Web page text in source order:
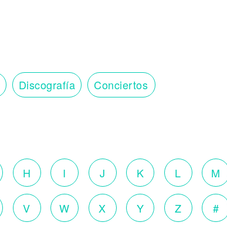
Discografía Conciertos
H I J K L M
V W X Y Z #